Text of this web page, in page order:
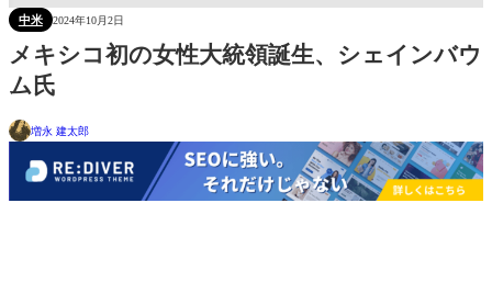
中米 2024年10月2日
メキシコ初の女性大統領誕生、シェインバウ
ム氏
増永 建太郎